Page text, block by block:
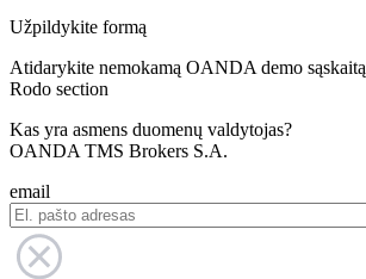
Užpildykite formą
Atidarykite nemokamą OANDA demo sąskaitą
Rodo section
Kas yra asmens duomenų valdytojas?
OANDA TMS Brokers S.A.
email